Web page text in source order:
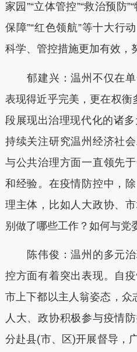
家园”“立体管控”“救治预防
保障”“红色领航”等十大行
科学、管控措施更加有效，
郁建兴：温州不仅在单
表现得近乎完美，更在权衡
段展现出治理现代化的诸
持续关注研究温州经济社
与公共治理方面一直领先
和经验。在疫情防控中，
理主体，比如人大政协、
别做了哪些工作？如何与党
陈伟俊：温州的多元治
控方面有着突出表现。自
市上下都以主人翁姿态，众
人大、政协积极参与疫情
分赴县(市、区)开展督导，